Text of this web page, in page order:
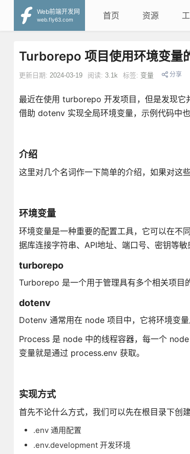
Web前端开发网
web.fly63.com
首页 资源
Turborepo 项目使用环境变量
更新日期: 2024-03-19 阅读: 3.1k 标签: 变量 分享
最近在使用 turborepo 开发项目，但是发现它
借助 dotenv 实现全局环境变量，示例代码中
介绍
这里对几个名词作一下简单的介绍，如果对这
环境变量
环境变量是一种重要的配置工具，它可以在不
据库连接字符串、API地址、端口号、密钥等敏
turborepo
Turborepo 是一个用于管理具有多个相关项目
dotenv
Dotenv 通常用在 node 项目中，它将环境变
Process 是 node 中的线程容器，每一个
变量就是通过 process.env 获取。
实现方式
首先不论什么方式，我们可以先在根目录下创
.env 通用配置
.env.development 开发环境